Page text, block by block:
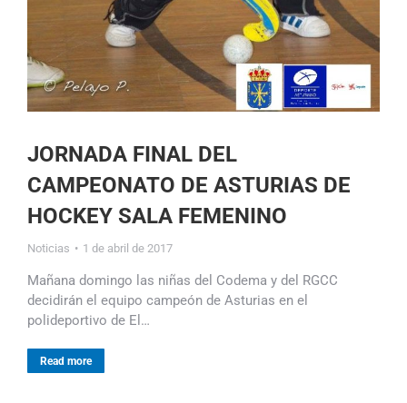
JORNADA FINAL DEL
CAMPEONATO DE ASTURIAS DE
HOCKEY SALA FEMENINO
Noticias 1 de abril de 2017
Mañana domingo las niñas del Codema y del RGCC
decidirán el equipo campeón de Asturias en el
polideportivo de El…
Read more